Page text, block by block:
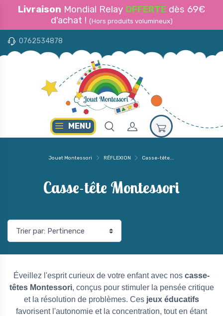
Livraison Mondial Relay OFFERTE dès 69€
d'achat ! (Hors produits volumineux)
0762534878
MENU
Jouet Montessori RÉFLEXION Casse-tête...
Casse-tête Montessori
€
Promo !
-10,00 €
Éveillez l'esprit curieux de votre enfant avec nos casse-
têtes Montessori, conçus pour stimuler la pensée critique
et la résolution de problèmes. Ces jeux éducatifs
favorisent l'autonomie et la concentration, tout en étant